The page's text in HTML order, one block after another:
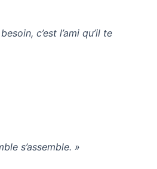
c’est l’ami qu’il te
s’assemble. »